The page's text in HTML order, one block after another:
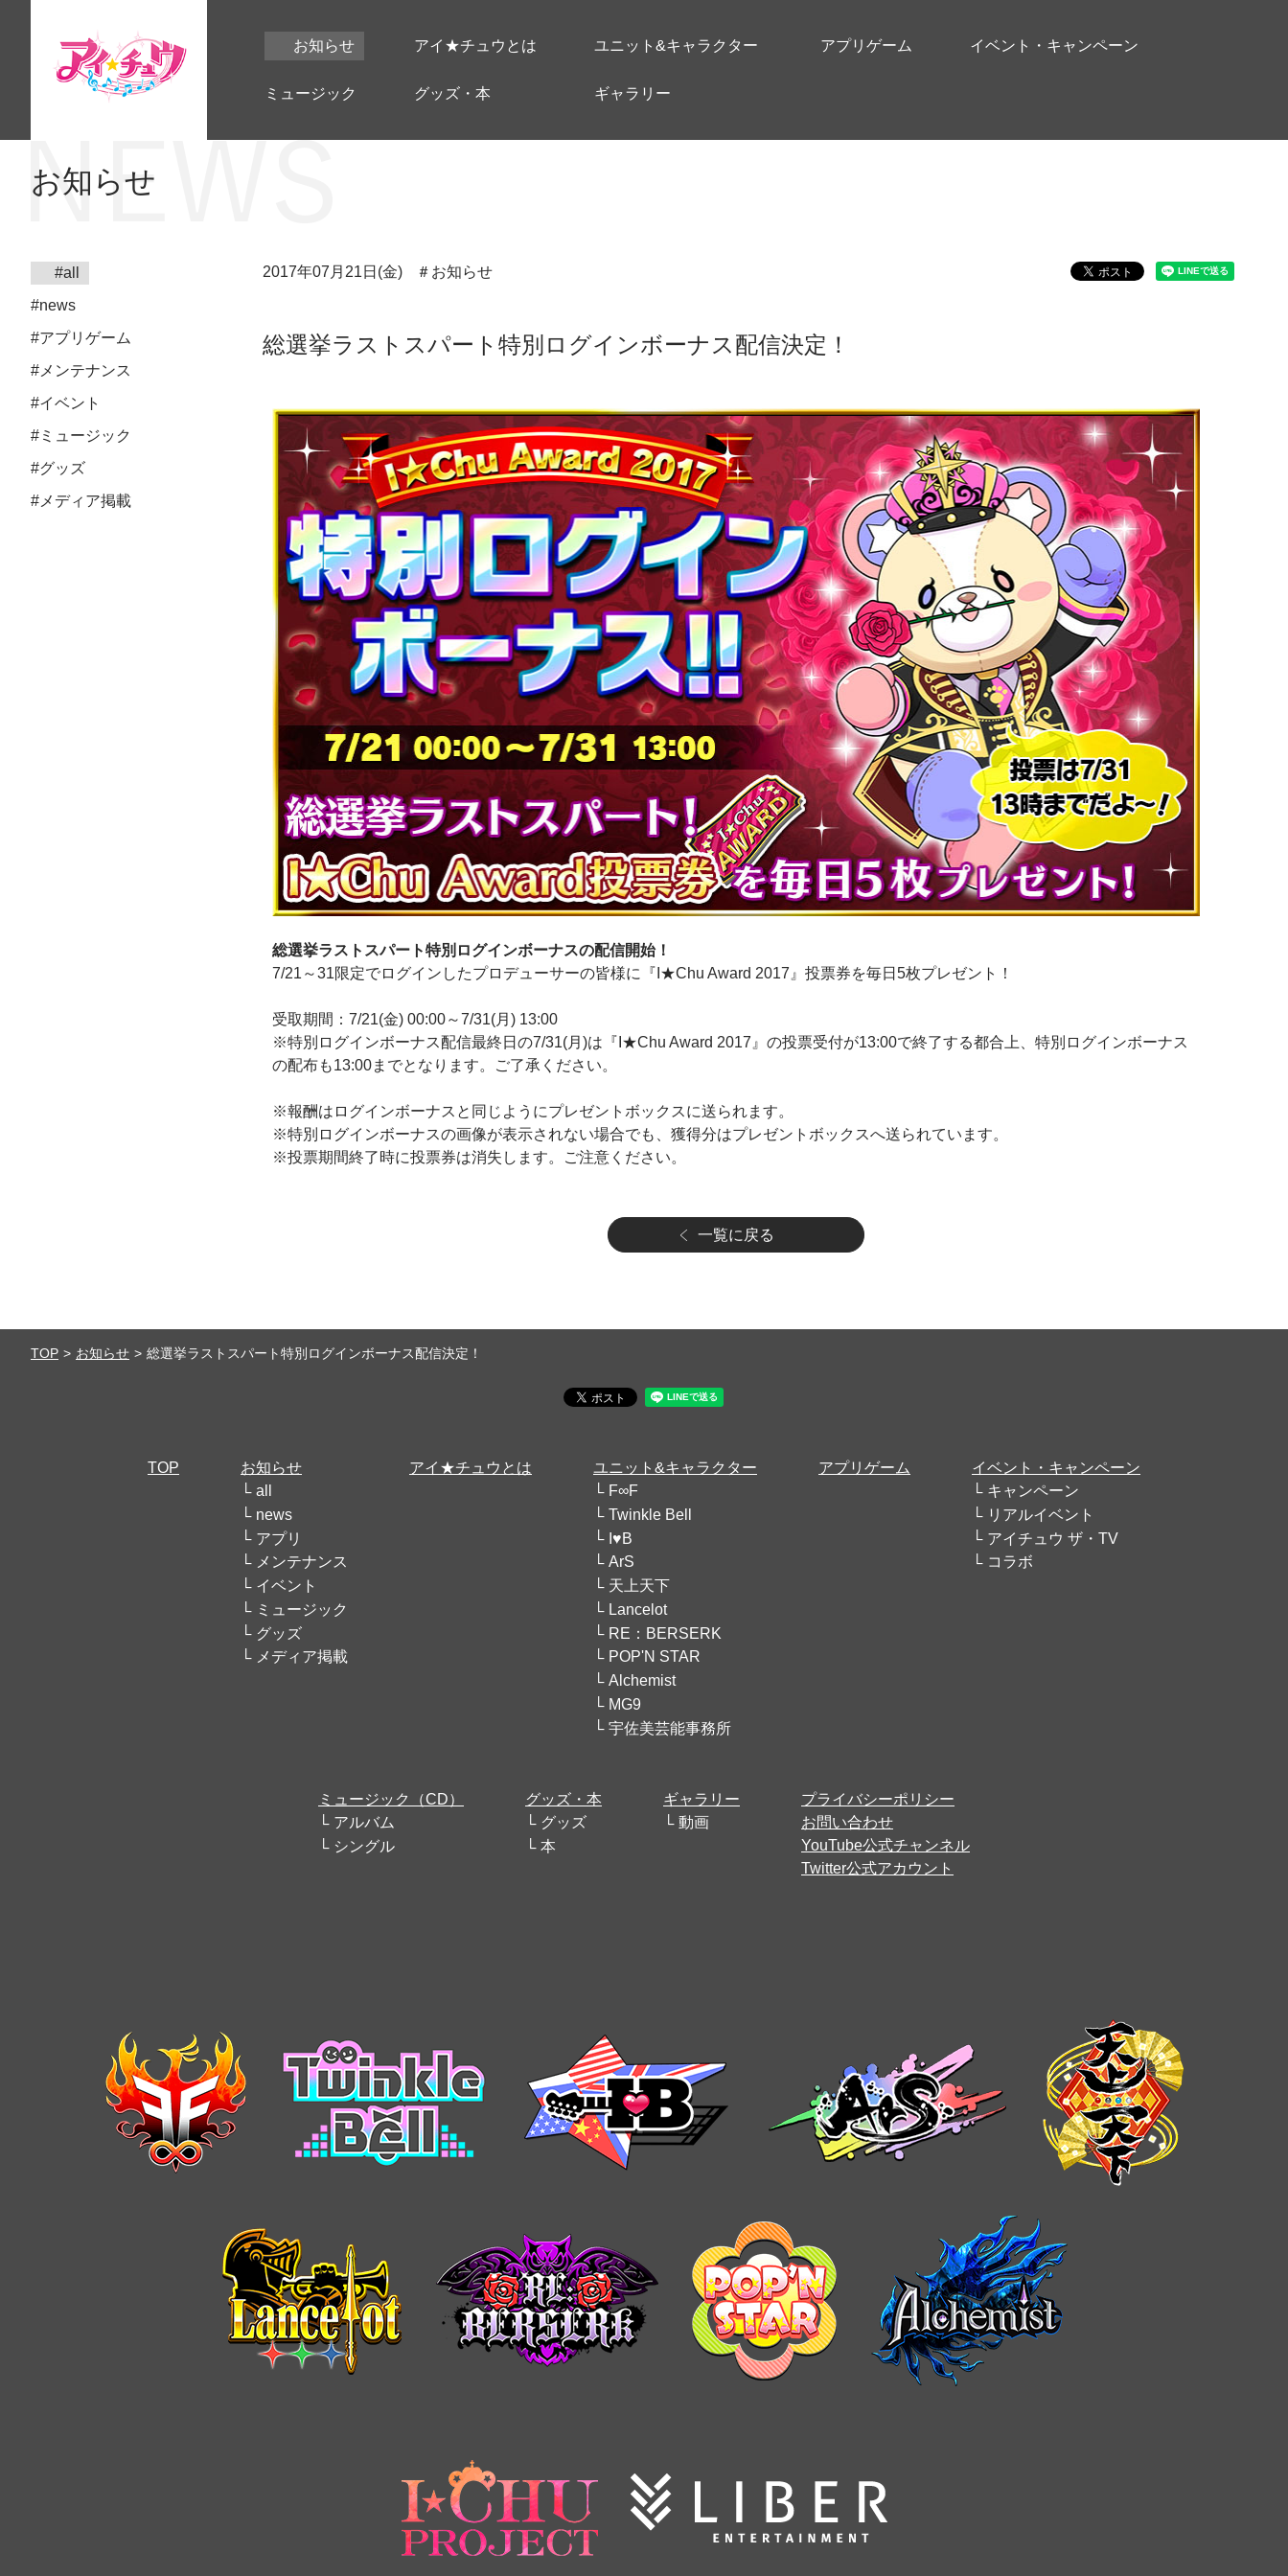
お知らせ アイ★チュウとは ユニット&キャラクター アプリゲーム イベント・キャンペーン
ミュージック グッズ・本 ギャラリー
お知らせ
#all
#news
#アプリゲーム
#メンテナンス
#イベント
#ミュージック
#グッズ
#メディア掲載
2017年07月21日(金) ＃お知らせ
総選挙ラストスパート特別ログインボーナス配信決定！
総選挙ラストスパート特別ログインボーナスの配信開始！
7/21～31限定でログインしたプロデューサーの皆様に『I★Chu Award 2017』投票券を毎日5枚プレゼント！
受取期間：7/21(金) 00:00～7/31(月) 13:00
※特別ログインボーナス配信最終日の7/31(月)は『I★Chu Award 2017』の投票受付が13:00で終了する都合上、特別ログインボーナス
の配布も13:00までとなります。ご了承ください。
※報酬はログインボーナスと同じようにプレゼントボックスに送られます。
※特別ログインボーナスの画像が表示されない場合でも、獲得分はプレゼントボックスへ送られています。
※投票期間終了時に投票券は消失します。ご注意ください。
一覧に戻る
TOP お知らせ 総選挙ラストスパート特別ログインボーナス配信決定！
TOP
お知らせ
all
news
アプリ
メンテナンス
イベント
ミュージック
グッズ
メディア掲載
アイ★チュウとは
ユニット&キャラクター
F∞F
Twinkle Bell
I♥B
ArS
天上天下
Lancelot
RE：BERSERK
POP'N STAR
Alchemist
MG9
宇佐美芸能事務所
アプリゲーム
イベント・キャンペーン
キャンペーン
リアルイベント
アイチュウ ザ・TV
コラボ
ミュージック（CD）
アルバム
シングル
グッズ・本
グッズ
本
ギャラリー
動画
プライバシーポリシー
お問い合わせ
YouTube公式チャンネル
Twitter公式アカウント